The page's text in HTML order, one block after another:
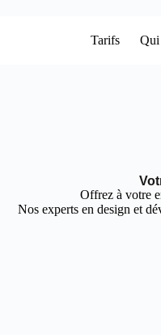
Tarifs Qui
Offrez à votre
Nos experts en design et